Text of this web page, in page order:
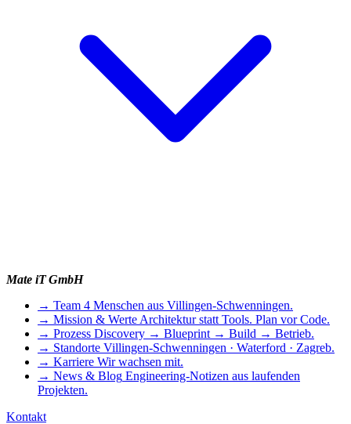
Mate iT GmbH
→ Team 4 Menschen aus Villingen-Schwenningen.
→ Mission & Werte Architektur statt Tools. Plan vor Code.
→ Prozess Discovery → Blueprint → Build → Betrieb.
→ Standorte Villingen-Schwenningen · Waterford · Zagreb.
→ Karriere Wir wachsen mit.
→ News & Blog Engineering-Notizen aus laufenden
Projekten.
Kontakt